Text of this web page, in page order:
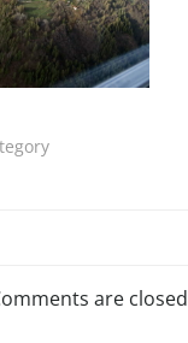
are closed